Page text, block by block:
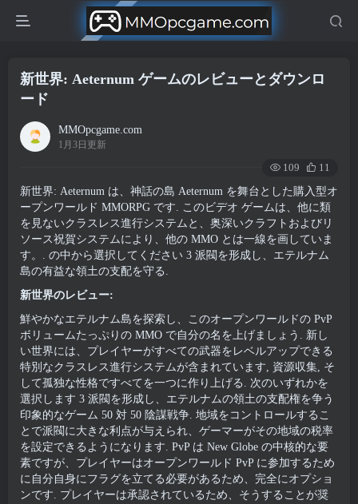
新世界: Aeternum ゲームのレビューとダウンロ
ード
MMOpcgame.com
1月3日更新
109
11
新世界: Aeternum は、神話の島 Aeternum を舞台とした購入型オ
ープンワールド MMORPG です. このビデオ ゲームは、他に類
を見ないクラスレス進行システムと、奥深いクラフトおよびリ
ソース祝賀システムにより、他の MMO とは一線を画していま
す。. の中から選択してください 3 派閥を形成し、エテルナム
島の有益な領土の支配を守る.
新世界のレビュー:
鮮やかなエテルナム島を探索し、このオープンワールドの PvP
ボリュームたっぷりの MMO で自分の名を上げましょう. 新し
い世界には、プレイヤーがすべての武器をレベルアップできる
特別なクラスレス進行システムが含まれています, 資源収集, そ
して孤独な性格ですべてを一つに作り上げる. 次のいずれかを
選択します 3 派閥を形成し、エテルナムの領土の支配権を争う
印象的なゲーム 50 対 50 陰謀戦争. 地域をコントロールするこ
とで派閥に大きな利点が与えられ、ゲーマーがその地域の税率
を設定できるようになります. PvP は New Globe の中核的な要
素ですが、プレイヤーはオープンワールド PvP に参加するため
に自分自身にフラグを立てる必要があるため、完全にオプショ
ンです. プレイヤーは承認されているため、そうすることが奨